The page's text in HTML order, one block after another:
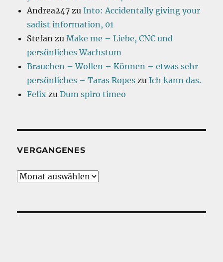
Andrea247 zuInto: Accidentally giving your
sadist information, 01
Stefan zuMake me – Liebe, CNC und
persönliches Wachstum
Brauchen – Wollen – Können – etwas sehr
persönliches – Taras Ropes zuIch kann das.
Felix zuDum spiro timeo
VERGANGENES
Vergangenes